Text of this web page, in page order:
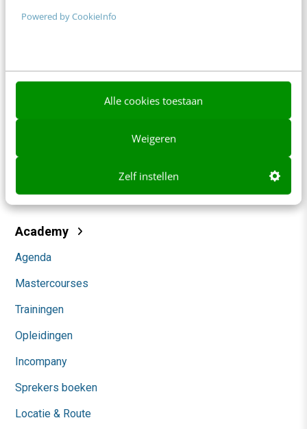
Powered by CookieInfo
Alle cookies toestaan
Weigeren
Zelf instellen
Blog
Marketing
Community
Academy
Agenda
Mastercourses
Trainingen
Opleidingen
Incompany
Sprekers boeken
Locatie & Route